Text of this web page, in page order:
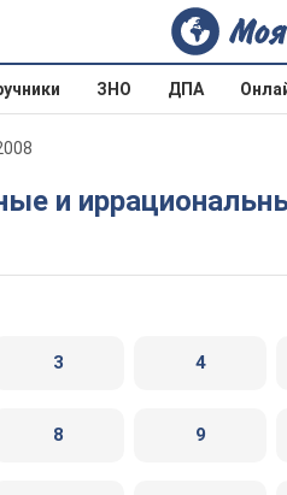
ЗНО ДПА
и
3 4
8 9